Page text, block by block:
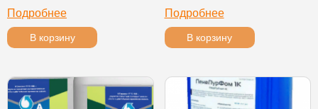
Подробнее
В корзину
Подробнее
В корзину